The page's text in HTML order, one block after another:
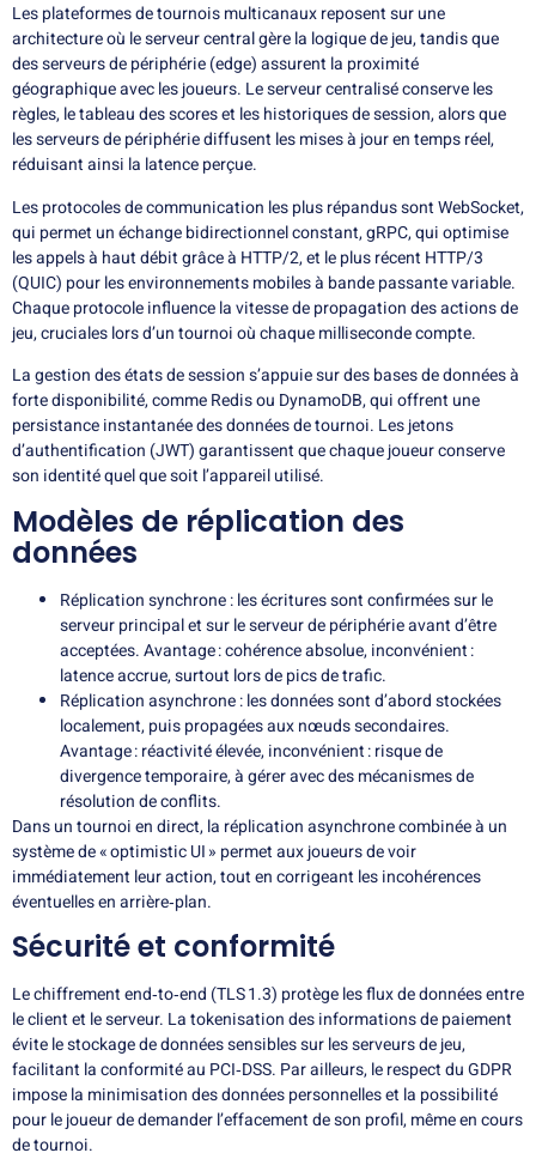
Les plateformes de tournois multicanaux reposent sur une
architecture où le serveur central gère la logique de jeu, tandis que
des serveurs de périphérie (edge) assurent la proximité
géographique avec les joueurs. Le serveur centralisé conserve les
règles, le tableau des scores et les historiques de session, alors que
les serveurs de périphérie diffusent les mises à jour en temps réel,
réduisant ainsi la latence perçue.
Les protocoles de communication les plus répandus sont WebSocket,
qui permet un échange bidirectionnel constant, gRPC, qui optimise
les appels à haut débit grâce à HTTP/2, et le plus récent HTTP/3
(QUIC) pour les environnements mobiles à bande passante variable.
Chaque protocole influence la vitesse de propagation des actions de
jeu, cruciales lors d’un tournoi où chaque milliseconde compte.
La gestion des états de session s’appuie sur des bases de données à
forte disponibilité, comme Redis ou DynamoDB, qui offrent une
persistance instantanée des données de tournoi. Les jetons
d’authentification (JWT) garantissent que chaque joueur conserve
son identité quel que soit l’appareil utilisé.
Modèles de réplication des
données
Réplication synchrone : les écritures sont confirmées sur le
serveur principal et sur le serveur de périphérie avant d’être
acceptées. Avantage : cohérence absolue, inconvénient :
latence accrue, surtout lors de pics de trafic.
Réplication asynchrone : les données sont d’abord stockées
localement, puis propagées aux nœuds secondaires.
Avantage : réactivité élevée, inconvénient : risque de
divergence temporaire, à gérer avec des mécanismes de
résolution de conflits.
Dans un tournoi en direct, la réplication asynchrone combinée à un
système de « optimistic UI » permet aux joueurs de voir
immédiatement leur action, tout en corrigeant les incohérences
éventuelles en arrière‑plan.
Sécurité et conformité
Le chiffrement end‑to‑end (TLS 1.3) protège les flux de données entre
le client et le serveur. La tokenisation des informations de paiement
évite le stockage de données sensibles sur les serveurs de jeu,
facilitant la conformité au PCI‑DSS. Par ailleurs, le respect du GDPR
impose la minimisation des données personnelles et la possibilité
pour le joueur de demander l’effacement de son profil, même en cours
de tournoi.